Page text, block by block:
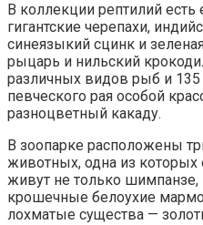
В коллекции рептилий
гигантские черепахи,
синеязыкий сцинк и
рыцарь и нильский
различных видов рыб и 135
певческого рая особой
разноцветный какаду.
В зоопарке расположены
животных, одна из которых
живут не только
крошечные белоухие
лохматые существа —